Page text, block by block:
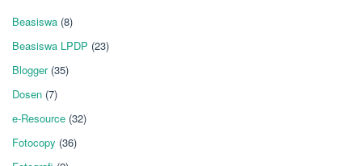
Beasiswa (8)
Beasiswa LPDP (23)
Blogger(35)
Dosen (7)
e-Resource (32)
Fotocopy (36)